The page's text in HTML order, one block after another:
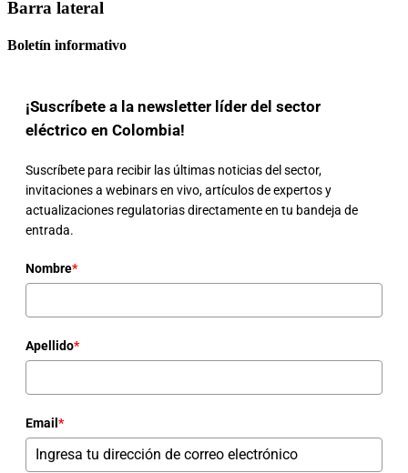
Barra lateral
Boletín informativo
¡Suscríbete a la newsletter líder del sector
eléctrico en Colombia!
Suscríbete para recibir las últimas noticias del sector,
invitaciones a webinars en vivo, artículos de expertos y
actualizaciones regulatorias directamente en tu bandeja de
entrada.
Nombre*
Apellido*
Email *